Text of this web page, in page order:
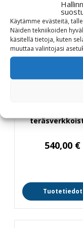
Käytämme evästeitä,
Näiden tekniikoiden
käsitellä tietoja, kuten
muuttaa valintojasi
Topsit
540,00 €
Tuotetiedot